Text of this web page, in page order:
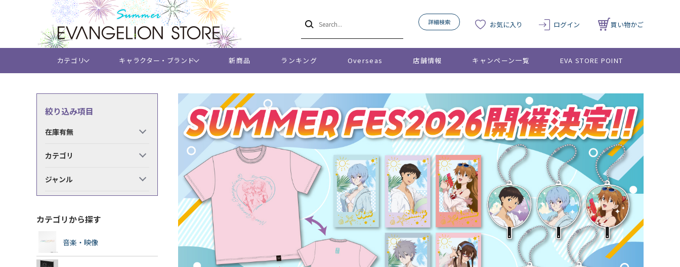
詳細検索 お気に入り ログイン 買い物かご
カテゴリ キャラクター・ブランド 新商品 ランキング Overseas 店舗情報 キャンペーン一覧 EVA STORE POINT
絞り込み項目
在庫有無
カテゴリ
ジャンル
カテゴリから探す
音楽・映像